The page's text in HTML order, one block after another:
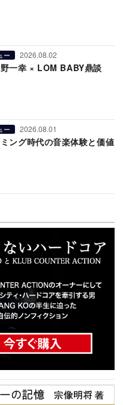
ー 2026.08.02
一幸 × LOM BABY鼎談
ー 2026.08.01
ング時代の音楽体験と価値